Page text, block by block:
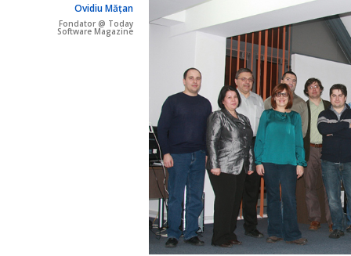
Ovidiu Mățan
Fondator @ Today
Software Magazine